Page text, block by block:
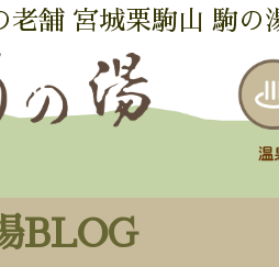
老舗 宮城栗駒山 駒の
BLOG